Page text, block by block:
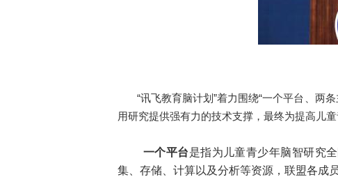
“讯飞教育脑计划”着力围绕“一个平台、两
用研究提供强有力的技术支撑，最终为提高儿
一个平台是指为儿童青少年脑智研究
集、存储、计算以及分析等资源，联盟各成